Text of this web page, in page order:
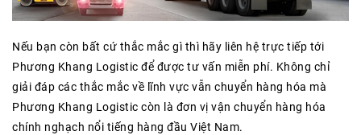
Nếu bạn còn bất cứ thắc mắc gì thì hãy liên hệ trực tiếp tới
Phương Khang Logistic để được tư vấn miễn phí. Không chỉ
giải đáp các thắc mắc về lĩnh vực vẫn chuyển hàng hóa mà
Phương Khang Logistic còn là đơn vị vận chuyển hàng hóa
chính nghạch nổi tiếng hàng đầu Việt Nam.